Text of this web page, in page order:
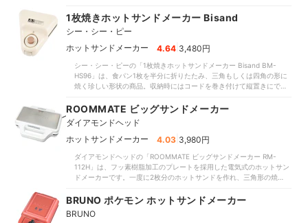
圧着され、具材のこぼれにくさでは高評価を獲得。具だくさんのホッ
トサンドを作ってもこぼれにくく、朝食やランチとして持ち運ぶにも
便利です。焼き上がったホットサンドは具材へ均一に火が通り、表面
はサクサク食感でした。一方で、調理プレートは本体と一体化してい
接拭き取って掃除をする必要があります。手入れの手間を気にする人
には向きませんが、調理は手軽。タイマー機能はないものの、パン耳
のカットは不要でそのまま挟めます。忙しいときにもサッと作りやす
い人向きです。
1枚焼きホットサンドメーカー Bisand
シー・シー・ピー
ホットサンドメーカー
4.64 3,480円
シー・シー・ピーの「1枚焼きホットサンドメーカー Bisand BM-
HS96」は、食パン1枚を半分に折りたたみ、三角もしくは四角の形に
焼く珍しい形状の商品。収納時にはコードを巻き付けて縦置きにでき
が隙間なく圧着されていました。チーズやハムを多めに入れてもこぼ
れる心配は少なめ。子どもが食べる際や持ち運びにも向いています。
タイマー機能が搭載されており、パン耳をカットする必要もありませ
ん。調理の手間が少なく、焼き時間も気にしなくてよいため、朝の忙
り外せて、洗剤でサッと丸洗いが可能です。焼き上がったホットサン
ドは中の具材までしっかり火が通り、表面の焦げ感は控えめでした。
モニターからは「ほどよいサクサク感でおいしい」「中心はふんわり
すめです。
ROOMMATE ビッグサンドメーカー
ダイアモンドヘッド
ホットサンドメーカー
4.03 3,980円
ダイアモンドヘッドの「ROOMMATE ビッグサンドメーカー RM-
112H」は、フッ素樹脂加工のプレートを採用した電気式のホットサン
ドメーカーです。一度に2枚分のホットサンドを作れ、三角形の焼き目
能です。焼き上がったホットサンドは表面がサクサク、中がモチっと
した食感でした。耳の近くはとくに柔らかく感じたモニターが多かっ
たため、しっとり食感が好きな人に向いています。パン耳をカットす
BRUNO ポケモン ホットサンドメーカー
BRUNO